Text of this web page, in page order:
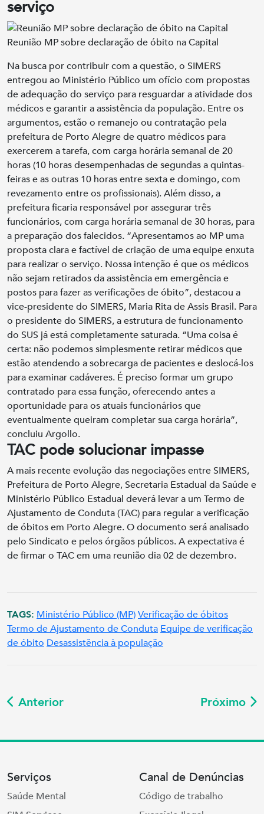
serviço
Reunião MP sobre declaração de óbito na Capital
Na busca por contribuir com a questão, o SIMERS
entregou ao Ministério Público um ofício com propostas
de adequação do serviço para resguardar a atividade dos
médicos e garantir a assistência da população. Entre os
argumentos, estão o remanejo ou contratação pela
prefeitura de Porto Alegre de quatro médicos para
exercerem a tarefa, com carga horária semanal de 20
horas (10 horas desempenhadas de segundas a quintas-
feiras e as outras 10 horas entre sexta e domingo, com
revezamento entre os profissionais). Além disso, a
prefeitura ficaria responsável por assegurar três
funcionários, com carga horária semanal de 30 horas, para
a preparação dos falecidos. “Apresentamos ao MP uma
proposta clara e factível de criação de uma equipe enxuta
para realizar o serviço. Nossa intenção é que os médicos
não sejam retirados da assistência em emergência e
postos para fazer as verificações de óbito”, destacou a
vice-presidente do SIMERS, Maria Rita de Assis Brasil. Para
o presidente do SIMERS, a estrutura de funcionamento
do SUS já está completamente saturada. “Uma coisa é
certa: não podemos simplesmente retirar médicos que
estão atendendo a sobrecarga de pacientes e deslocá-los
para examinar cadáveres. É preciso formar um grupo
contratado para essa função, oferecendo antes a
oportunidade para os atuais funcionários que
eventualmente queiram completar sua carga horária”,
concluiu Argollo.
TAC pode solucionar impasse
A mais recente evolução das negociações entre SIMERS,
Prefeitura de Porto Alegre, Secretaria Estadual da Saúde e
Ministério Público Estadual deverá levar a um Termo de
Ajustamento de Conduta (TAC) para regular a verificação
de óbitos em Porto Alegre. O documento será analisado
pelo Sindicato e pelos órgãos públicos. A expectativa é
de firmar o TAC em uma reunião dia 02 de dezembro.
TAGS: Ministério Público (MP)Verificação de óbitos
Termo de Ajustamento de Conduta Equipe de verificação
de óbito Desassistência à população
Anterior Próximo
Serviços
Saúde Mental
Canal de Denúncias
Código de trabalho